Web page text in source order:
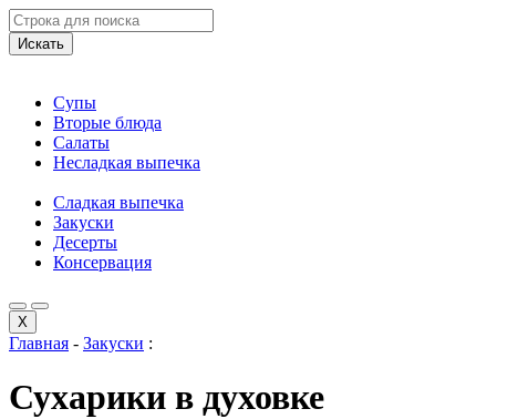
Искать
Супы
Вторые блюда
Салаты
Несладкая выпечка
Сладкая выпечка
Закуски
Десерты
Консервация
X
Главная - Закуски :
Сухарики в духовке